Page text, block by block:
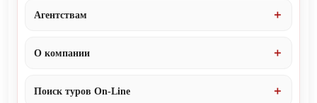
Агентствам
О компании
Поиск туров On-Line